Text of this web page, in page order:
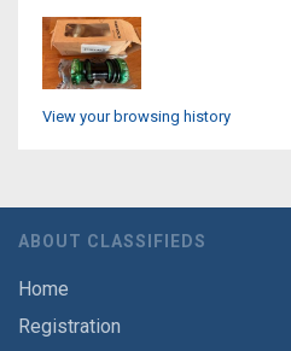
View your browsing history
ABOUT CLASSIFIEDS
Home
Registration